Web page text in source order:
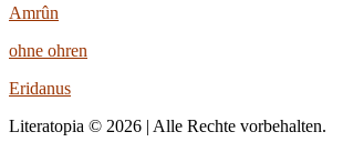
Amrûn
ohne ohren
Eridanus
Literatopia © 2026 | Alle Rechte vorbehalten.